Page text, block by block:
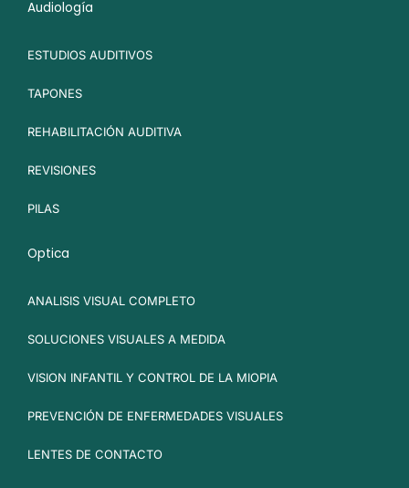
Audiología
ESTUDIOS AUDITIVOS
TAPONES
REHABILITACIÓN AUDITIVA
REVISIONES
PILAS
Optica
ANALISIS VISUAL COMPLETO
SOLUCIONES VISUALES A MEDIDA
VISION INFANTIL Y CONTROL DE LA MIOPIA
PREVENCIÓN DE ENFERMEDADES VISUALES
LENTES DE CONTACTO